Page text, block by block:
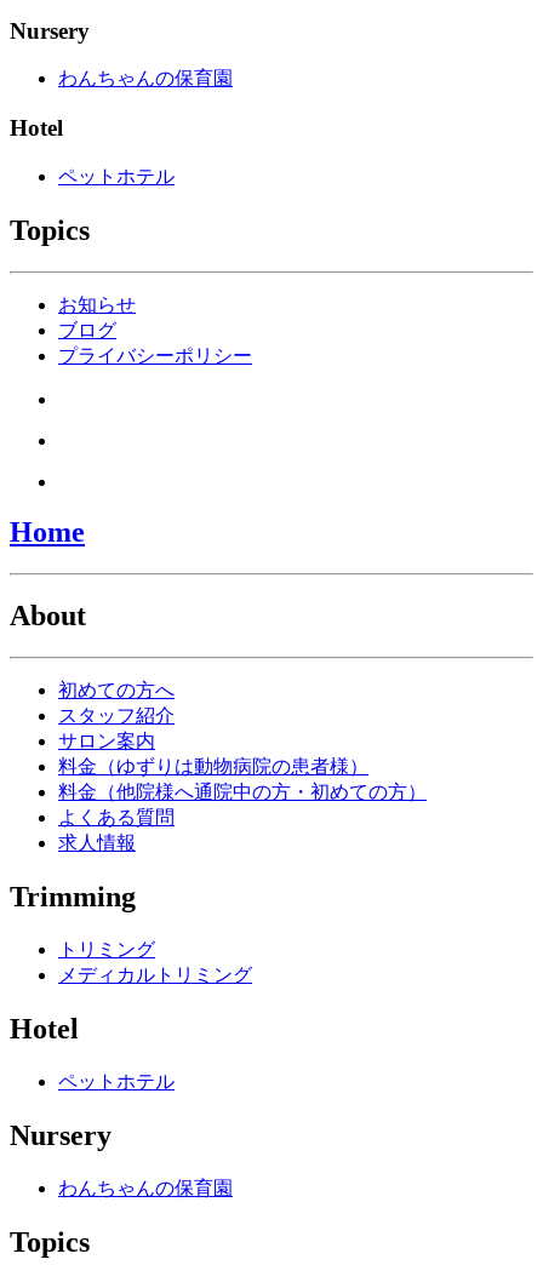
Nursery
わんちゃんの保育園
Hotel
ペットホテル
Topics
お知らせ
ブログ
プライバシーポリシー
Home
About
初めての方へ
スタッフ紹介
サロン案内
料金（ゆずりは動物病院の患者様）
料金（他院様へ通院中の方・初めての方）
よくある質問
求人情報
Trimming
トリミング
メディカルトリミング
Hotel
ペットホテル
Nursery
わんちゃんの保育園
Topics